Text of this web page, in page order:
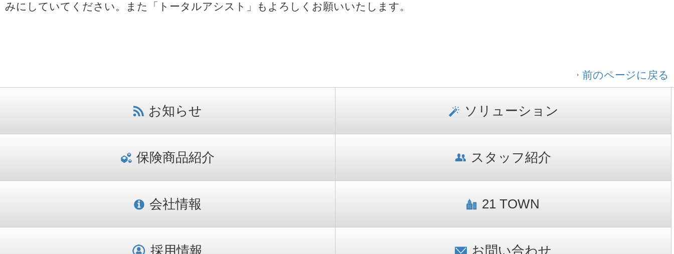
みにしていてください。また「トータルアシスト」もよろしくお願いいたします。
前のページに戻る
お知らせ ソリューション
保険商品紹介 スタッフ紹介
会社情報 21 TOWN
採用情報 お問い合わせ